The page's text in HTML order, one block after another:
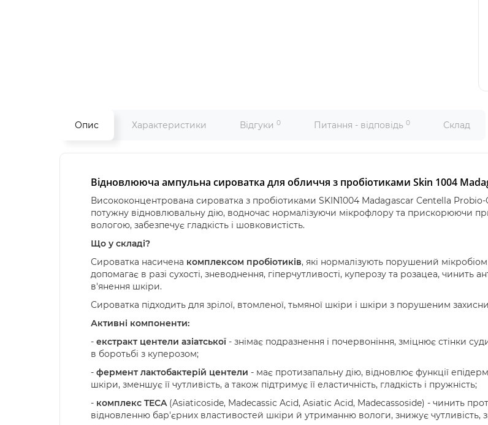
Опис Характеристики Відгуки 0 Питання - відповідь 0 Склад
Відновлююча ампульна сироватка для обличчя з пробіотиками Skin 1004
Висококонцентрована сироватка з пробіотиками SKIN1004 Madagascar Centella
потужну відновлювальну дію, водночас нормалізуючи мікрофлору та прискорюючи
вологою, забезпечує гладкість і шовковистість.
Що у складі?
Сироватка насичена комплексом пробіотиків, які нормалізують порушений
допомагає в разі сухості, зневоднення, гіперчутливості, куперозу та розацеа, чинить
в'янення шкіри.
Сироватка підходить для зрілої, втомленої, тьмяної шкіри і шкіри з порушеним
Активні компоненти:
- екстракт центели азіатської - знімає подразнення і почервоніння, зміцнює стінки
в боротьбі з куперозом;
- фермент лактобактерій центели - має протизапальну дію, відновлює функції
шкіри, зменшує її чутливість, а також підтримує її еластичність, гладкість і пружність;
- комплекс TECA(Asiaticoside, Madecassic Acid, Asiatic Acid, Madecassoside) - чинить
відновленню бар'єрних властивостей шкіри й утриманню вологи, знижує чутливість,